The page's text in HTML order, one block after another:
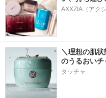
AXXZIA（アク
＼理想の肌
のうるおいチ
タッチャ